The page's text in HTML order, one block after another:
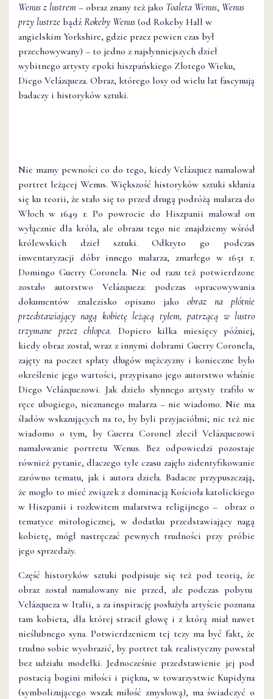
Wenus z lustrem – obraz znany też jako Toaleta Wenus, Wenus
przy lustrze bądź Rokeby Wenus (od Rokeby Hall w
angielskim Yorkshire, gdzie przez pewien czas był
przechowywany) – to jedno z najsłynniejszych dzieł
wybitnego artysty epoki hiszpańskiego Złotego Wieku,
Diego Velázqueza. Obraz, którego losy od wielu lat fascynują
badaczy i historyków sztuki.
Nie mamy pewności co do tego, kiedy Velázquez namalował
portret leżącej Wenus. Większość historyków sztuki skłania
się ku teorii, że stało się to przed drugą podróżą malarza do
Włoch w 1649 r. Po powrocie do Hiszpanii malował on
wyłącznie dla króla, ale obrazu tego nie znajdziemy wśród
królewskich dzieł sztuki. Odkryto go podczas
inwentaryzacji dóbr innego malarza, zmarłego w 1651 r.
Domingo Guerry Coronela. Nie od razu też potwierdzone
zostało autorstwo Velázqueza: podczas opracowywania
dokumentów znalezisko opisano jako obraz na płótnie
przedstawiający nagą kobietę leżącą tyłem, patrzącą w lustro
trzymane przez chłopca. Dopiero kilka miesięcy później,
kiedy obraz został, wraz z innymi dobrami Guerry Coronela,
zajęty na poczet spłaty długów mężczyzny i konieczne było
określenie jego wartości, przypisano jego autorstwo właśnie
Diego Velázquezowi. Jak dzieło słynnego artysty trafiło w
ręce ubogiego, nieznanego malarza – nie wiadomo. Nie ma
śladów wskazujących na to, by byli przyjaciółmi; nic też nie
wiadomo o tym, by Guerra Coronel zlecił Velázquezowi
namalowanie portretu Wenus. Bez odpowiedzi pozostaje
również pytanie, dlaczego tyle czasu zajęło zidentyfikowanie
zarówno tematu, jak i autora dzieła. Badacze przypuszczają,
że mogło to mieć związek z dominacją Kościoła katolickiego
w Hiszpanii i rozkwitem malarstwa religijnego – obraz o
tematyce mitologicznej, w dodatku przedstawiający nagą
kobietę, mógł nastręczać pewnych trudności przy próbie
jego sprzedaży.
Część historyków sztuki podpisuje się też pod teorią, że
obraz został namalowany nie przed, ale podczas pobytu
Velázqueza w Italii, a za inspirację posłużyła artyście poznana
tam kobieta, dla której stracił głowę i z którą miał nawet
nieślubnego syna. Potwierdzeniem tej tezy ma być fakt, że
trudno sobie wyobrazić, by portret tak realistyczny powstał
bez udziału modelki. Jednocześnie przedstawienie jej pod
postacią bogini miłości i piękna, w towarzystwie Kupidyna
(symbolizującego wszak miłość zmysłową), ma świadczyć o